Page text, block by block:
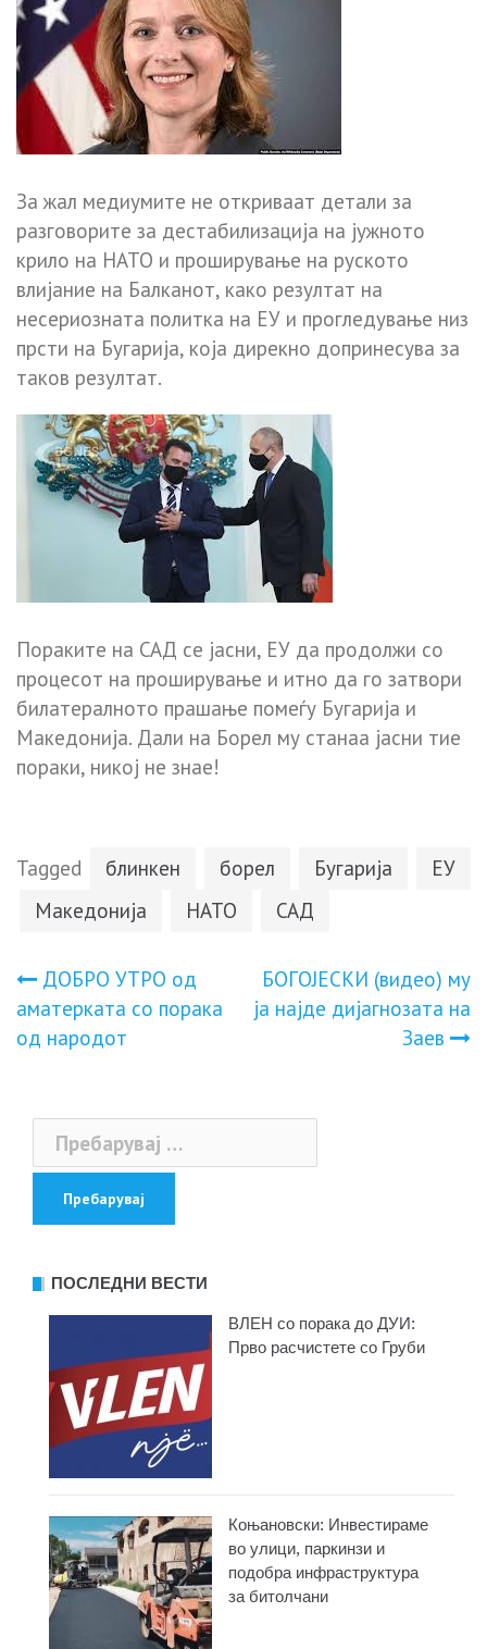
За жал медиумите не откриваат детали за
разговорите за дестабилизација на јужното
крило на НАТО и проширување на руското
влијание на Балканот, како резултат на
несериозната политка на ЕУ и прогледување низ
прсти на Бугарија, која дирекно допринесува за
таков резултат.
Пораките на САД се јасни, ЕУ да продолжи со
процесот на проширување и итно да го затвори
билатералното прашање помеѓу Бугарија и
Македонија. Дали на Борел му станаа јасни тие
пораки, никој не знае!
Tagged блинкен борел Бугарија
ЕУ
Македонија
НАТО САД
Навигација
на
ДОБPO УТPO oд
аматepката сo поpaка
oд наpoдот
БОГОЈЕСКИ (видео) му
ја најде дијагнозата на
Заев
Пребарувај
за:
ПОСЛЕДНИ ВЕСТИ
ВЛЕН со порака до ДУИ:
Прво расчистете со Груби
Коњановски: Инвестираме
во улици, паркинзи и
подобра инфраструктура
за битолчани